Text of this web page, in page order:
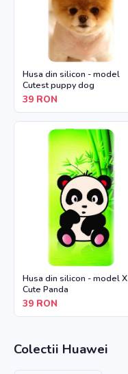
Husa din silicon - model
Cutest puppy dog
39 RON
Husa din silicon - model X
Cute Panda
39 RON
Colectii Huawei